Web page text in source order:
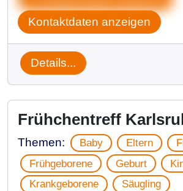
Kontaktdaten anzeigen
Details...
Frühchentreff
Themen: Baby Eltern
Frühgeborene
Geburt
Krankgeborene
Säugling